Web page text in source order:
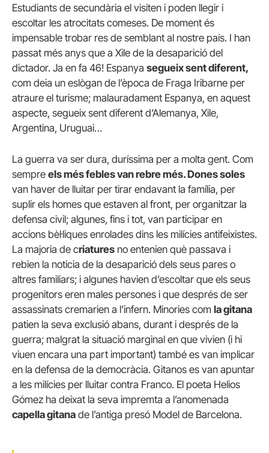
Estudiants de secundària el visiten i poden llegir i
escoltar les atrocitats comeses. De moment és
impensable trobar res de semblant al nostre país. I han
passat més anys que a Xile de la desaparició del
dictador. Ja en fa 46! Espanya segueix sent diferent,
com deia un eslògan de l’època de Fraga Iribarne per
atraure el turisme; malauradament Espanya, en aquest
aspecte, segueix sent diferent d’Alemanya, Xile,
Argentina, Uruguai…
La guerra va ser dura, duríssima per a molta gent. Com
sempre els més febles van rebre més. Dones soles
van haver de lluitar per tirar endavant la família, per
suplir els homes que estaven al front, per organitzar la
defensa civil; algunes, fins i tot, van participar en
accions bèl·liques enrolades dins les milícies antifeixistes.
La majoria de criatures no entenien què passava i
rebien la noticia de la desaparició dels seus pares o
altres familiars; i algunes havien d’escoltar que els seus
progenitors eren males persones i que després de ser
assassinats cremarien a l’infern. Minories com la gitana
patien la seva exclusió abans, durant i després de la
guerra; malgrat la situació marginal en que vivien (i hi
viuen encara una part important) també es van implicar
en la defensa de la democràcia. Gitanos es van apuntar
a les milícies per lluitar contra Franco. El poeta Helios
Gómez ha deixat la seva impremta a l’anomenada
capella gitana de l’antiga presó Model de Barcelona.